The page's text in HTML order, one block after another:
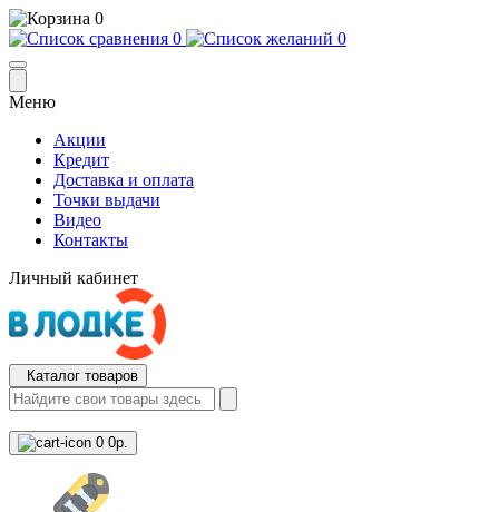
0
0
0
Меню
Акции
Кредит
Доставка и оплата
Точки выдачи
Видео
Контакты
Личный кабинет
Каталог товаров
0 0р.